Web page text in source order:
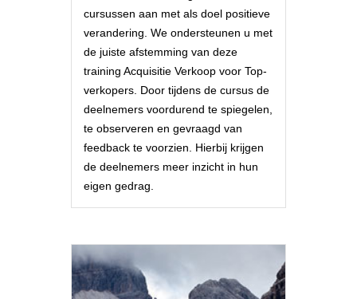
cursussen aan met als doel positieve
verandering. We ondersteunen u met
de juiste afstemming van deze
training Acquisitie Verkoop voor Top-
verkopers. Door tijdens de cursus de
deelnemers voordurend te spiegelen,
te observeren en gevraagd van
feedback te voorzien. Hierbij krijgen
de deelnemers meer inzicht in hun
eigen gedrag.